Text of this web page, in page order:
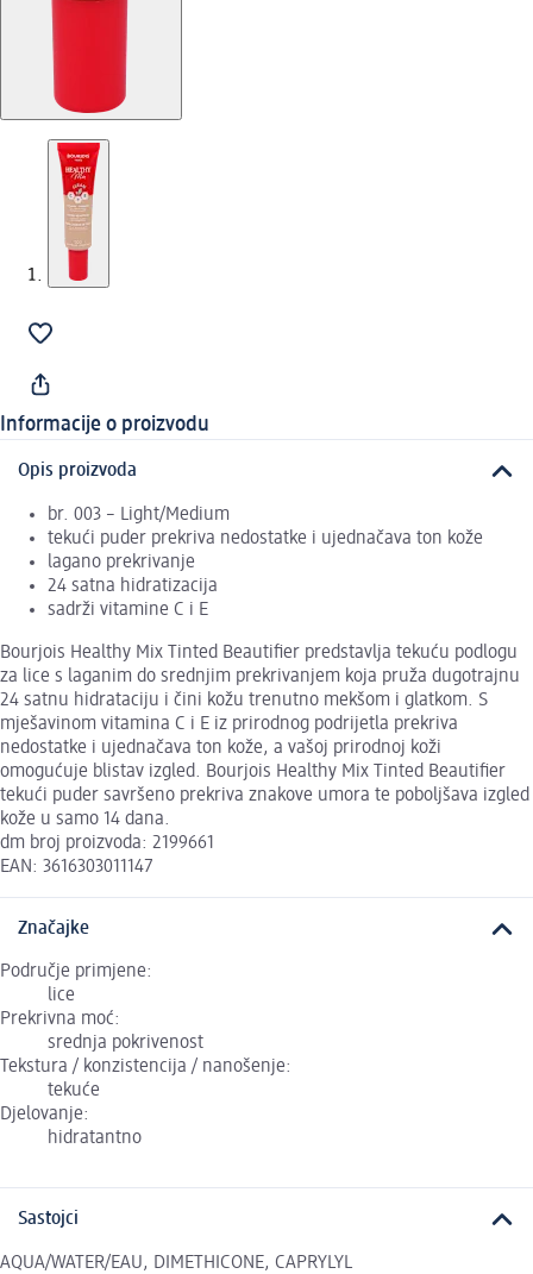
Informacije o proizvodu
Opis proizvoda
br. 003 – Light/Medium
tekući puder prekriva nedostatke i ujednačava ton kože
lagano prekrivanje
24 satna hidratizacija
sadrži vitamine C i E
Bourjois Healthy Mix Tinted Beautifier predstavlja tekuću podlogu
za lice s laganim do srednjim prekrivanjem koja pruža dugotrajnu
24 satnu hidrataciju i čini kožu trenutno mekšom i glatkom. S
mješavinom vitamina C i E iz prirodnog podrijetla prekriva
nedostatke i ujednačava ton kože, a vašoj prirodnoj koži
omogućuje blistav izgled. Bourjois Healthy Mix Tinted Beautifier
tekući puder savršeno prekriva znakove umora te poboljšava izgled
kože u samo 14 dana.
dm broj proizvoda: 2199661
EAN: 3616303011147
Značajke
Područje primjene:
lice
Prekrivna moć:
srednja pokrivenost
Tekstura / konzistencija / nanošenje:
tekuće
Djelovanje:
hidratantno
Sastojci
AQUA/WATER/EAU, DIMETHICONE, CAPRYLYL